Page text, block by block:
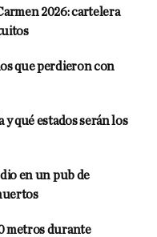
2026: cartelera
que perdieron con
qué estados serán los
en un pub de
metros durante